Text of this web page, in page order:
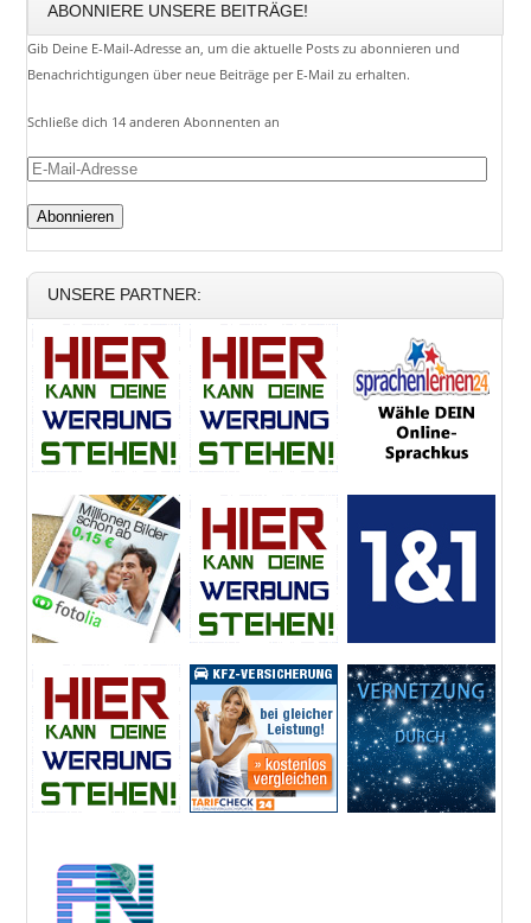
ABONNIERE UNSERE BEITRÄGE!
Gib Deine E-Mail-Adresse an, um die aktuelle Posts zu abonnieren und
Benachrichtigungen über neue Beiträge per E-Mail zu erhalten.
Schließe dich 14 anderen Abonnenten an
E-
Adresse
UNSERE PARTNER: